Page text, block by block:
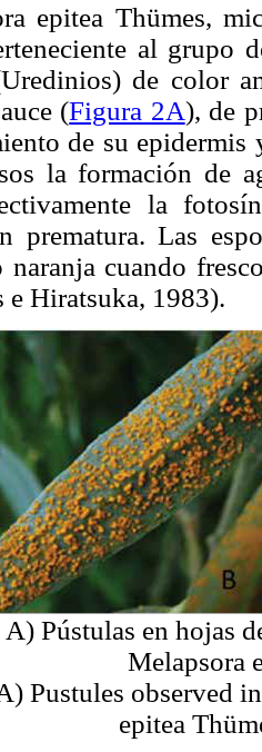
epitea Thümes,
al grupo
de color
(Figura 2A), de
de su
la formación de
la
prematura. Las
cuando
e Hiratsuka, 1983).
Pústulas en hojas
Melapsora
Pustules observed
epitea